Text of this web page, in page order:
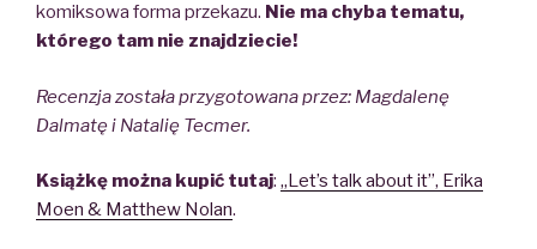
komiksowa forma przekazu. Nie ma chyba tematu,
którego tam nie znajdziecie!
Recenzja została przygotowana przez: Magdalenę
Dalmatę i Natalię Tecmer.
Książkę można kupić tutaj: „Let’s talk about it”, Erika
Moen & Matthew Nolan.